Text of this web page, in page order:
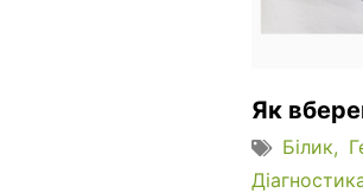
Як
Білик